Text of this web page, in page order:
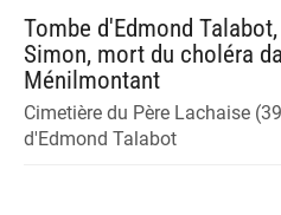
Tombe d'Edmond
Simon, mort du choléra
Ménilmontant
Cimetière du Père Lachaise
d'Edmond Talabot